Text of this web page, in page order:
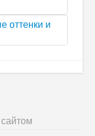
оттенки и